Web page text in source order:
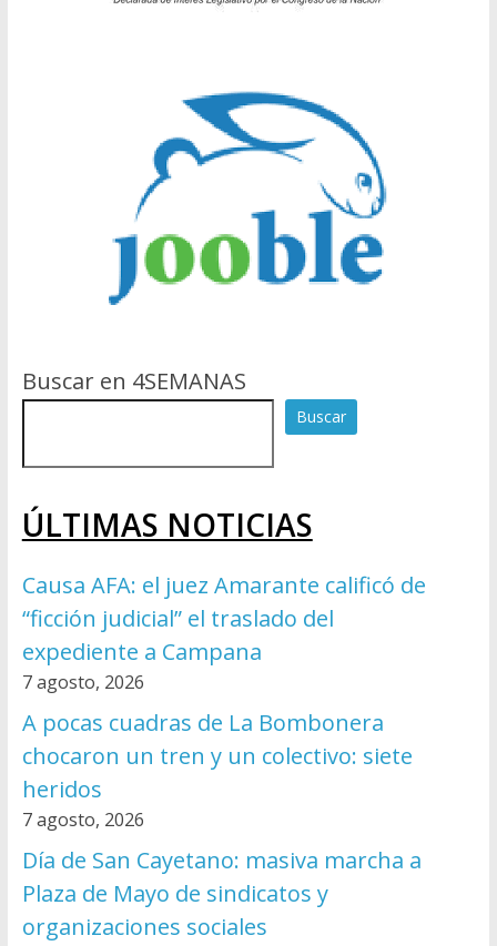
Buscar en 4SEMANAS
Buscar
ÚLTIMAS NOTICIAS
Causa AFA: el juez Amarante calificó de
“ficción judicial” el traslado del
expediente a Campana
7 agosto, 2026
A pocas cuadras de La Bombonera
chocaron un tren y un colectivo: siete
heridos
7 agosto, 2026
Día de San Cayetano: masiva marcha a
Plaza de Mayo de sindicatos y
organizaciones sociales